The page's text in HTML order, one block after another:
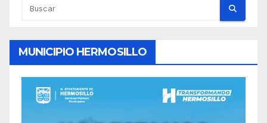
MUNICIPIO HERMOSILLO